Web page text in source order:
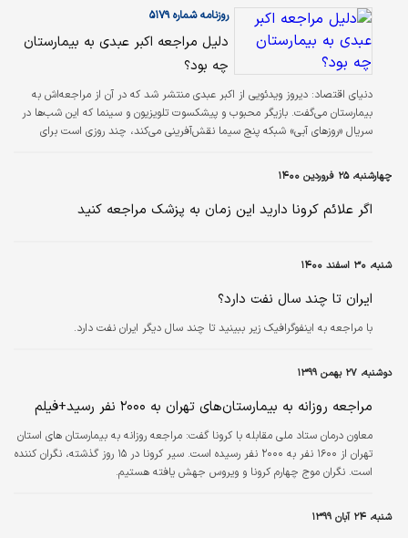
روزنامه شماره ۵۱۷۹
دلیل مراجعه اکبر عبدی به بیمارستان
چه بود؟
دنیای اقتصاد: دیروز ویدئویی از اکبر عبدی منتشر شد که در آن از مراجعه‌اش به
بیمارستان می‌گفت. بازیگر محبوب و پیشکسوت تلویزیون و سینما که این شب‌ها در
سریال «روزهای آبی» شبکه پنج سیما نقش‌آفرینی می‌کند، چند روزی است برای
شده، دلایل مراجعه به بیمارستان را در ویدئویی تشریح کرده است.
چهارشنبه، ۲۵ فروردین ۱۴۰۰
اگر علائم کرونا دارید این زمان به پزشک مراجعه کنید
شنبه، ۳۰ اسفند ۱۴۰۰
ایران تا چند سال نفت دارد؟
با مراجعه به اینفوگرافیک زیر ببینید تا چند سال دیگر ایران نفت دارد.
دوشنبه، ۲۷ بهمن ۱۳۹۹
مراجعه روزانه به بیمارستان‌های تهران به ۲۰۰۰ نفر رسید+فیلم
معاون درمان ستاد ملی مقابله با کرونا گفت: مراجعه روزانه به بیمارستان های استان
تهران از ۱۶۰۰ نفر به ۲۰۰۰ نفر رسیده است. سیر کرونا در ۱۵ روز گذشته، نگران کننده
است. نگران موج چهارم کرونا و ویروس جهش یافته هستیم.
شنبه، ۲۴ آبان ۱۳۹۹